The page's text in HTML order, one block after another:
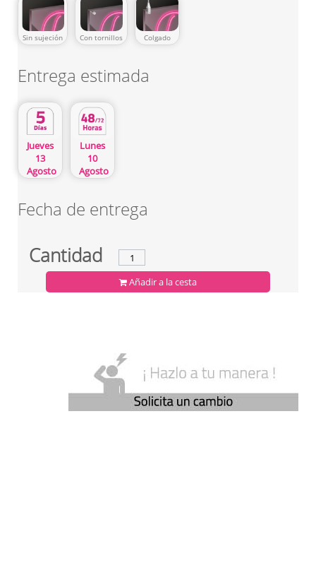
Sin sujeción Con tornillos Colgado
Entrega estimada
Jueves
13
Agosto
Lunes
10
Agosto
Fecha de entrega
Cantidad
Añadir a la cesta